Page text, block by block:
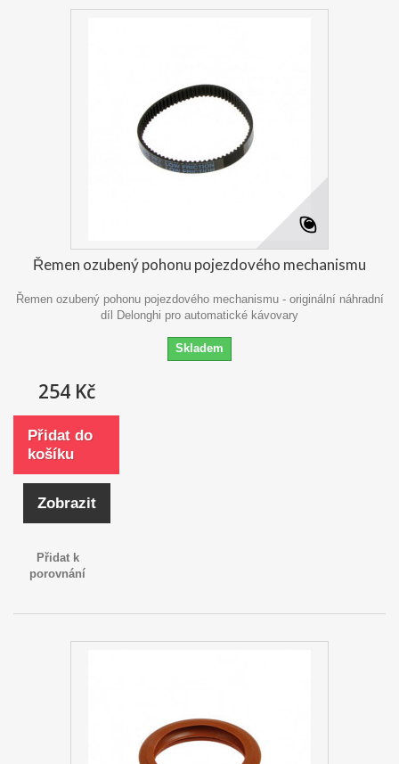
Řemen ozubený pohonu pojezdového mechanismu
Řemen ozubený pohonu pojezdového mechanismu - originální náhradní
díl Delonghi pro automatické kávovary
Skladem
254 Kč
Přidat do
košíku
Zobrazit
Přidat k
porovnání